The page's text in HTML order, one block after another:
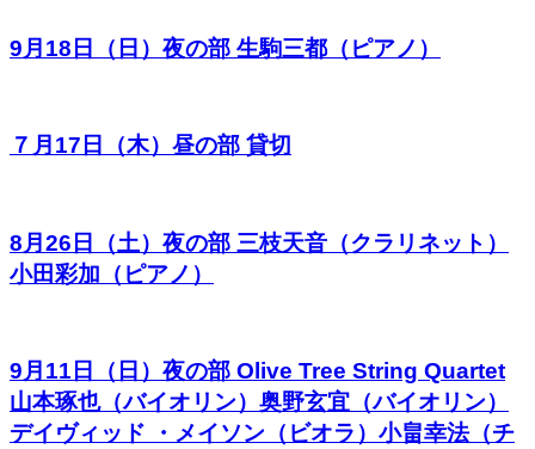
9月18日（日）夜の部 生駒三都（ピアノ）
７月17日（木）昼の部 貸切
8月26日（土）夜の部 三枝天音（クラリネット）
小田彩加（ピアノ）
9月11日（日）夜の部 Olive Tree String Quartet
山本琢也（バイオリン）奥野玄宜（バイオリン）
デイヴィッド ・メイソン（ビオラ）小畠幸法（チ